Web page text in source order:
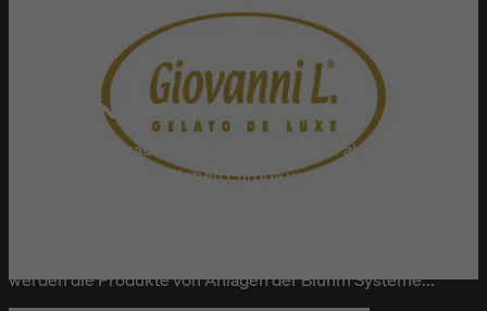
GIOVANNI L. "GELATO DE LUXE"
Giovanni L. verkauft Eiskreationen an mehr als 200
Standorten weltweit. Neben Europa und dem arabischen
werden die Produkte von Anlagen der Bluhm Systeme...